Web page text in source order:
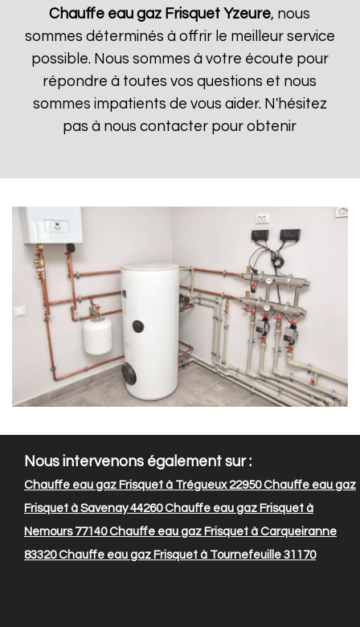
Chauffe eau gaz Frisquet Yzeure, nous
sommes déterminés à offrir le meilleur service
possible. Nous sommes à votre écoute pour
répondre à toutes vos questions et nous
sommes impatients de vous aider. N'hésitez
pas à nous contacter pour obtenir
Nous intervenons également sur :
Chauffe eau gaz Frisquet à Trégueux 22950Chauffe eau gaz
Frisquet à Savenay 44260Chauffe eau gaz Frisquet à
Nemours 77140Chauffe eau gaz Frisquet à Carqueiranne
83320Chauffe eau gaz Frisquet à Tournefeuille 31170